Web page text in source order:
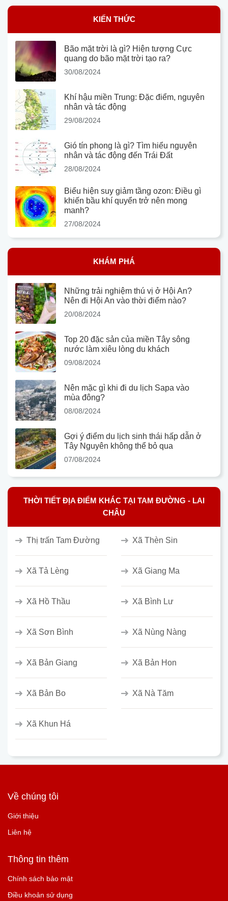
KIẾN THỨC
Bão mặt trời là gì? Hiện tượng Cực
quang do bão mặt trời tạo ra?
30/08/2024
Khí hậu miền Trung: Đặc điểm, nguyên
nhân và tác động
29/08/2024
Gió tín phong là gì? Tìm hiểu nguyên
nhân và tác động đến Trái Đất
28/08/2024
Biểu hiện suy giảm tầng ozon: Điều gì
khiến bầu khí quyển trở nên mong
manh?
27/08/2024
KHÁM PHÁ
Những trải nghiệm thú vị ở Hội An?
Nên đi Hội An vào thời điểm nào?
20/08/2024
Top 20 đặc sản của miền Tây sông
nước làm xiêu lòng du khách
09/08/2024
Nên mặc gì khi đi du lịch Sapa vào
mùa đông?
08/08/2024
Gợi ý điểm du lịch sinh thái hấp dẫn ở
Tây Nguyên không thể bỏ qua
07/08/2024
THỜI TIẾT ĐỊA ĐIỂM KHÁC TẠI TAM ĐƯỜNG - LAI
CHÂU
Thị trấn Tam Đường Xã Thèn Sin
Xã Tả Lèng Xã Giang Ma
Xã Hồ Thầu Xã Bình Lư
Xã Sơn Bình Xã Nùng Nàng
Xã Bản Giang Xã Bản Hon
Xã Bản Bo Xã Nà Tăm
Xã Khun Há
Về chúng tôi
Giới thiệu
Liên hệ
Thông tin thêm
Chính sách bảo mật
Điều khoản sử dụng